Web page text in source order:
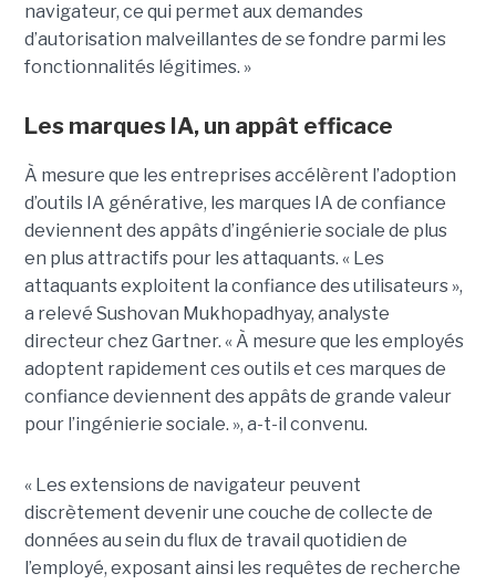
navigateur, ce qui permet aux demandes
d’autorisation malveillantes de se fondre parmi les
fonctionnalités légitimes. »
Les marques IA, un appât efficace
À mesure que les entreprises accélèrent l’adoption
d’outils IA générative, les marques IA de confiance
deviennent des appâts d’ingénierie sociale de plus
en plus attractifs pour les attaquants. « Les
attaquants exploitent la confiance des utilisateurs »,
a relevé Sushovan Mukhopadhyay, analyste
directeur chez Gartner. « À mesure que les employés
adoptent rapidement ces outils et ces marques de
confiance deviennent des appâts de grande valeur
pour l’ingénierie sociale. », a-t-il convenu.
« Les extensions de navigateur peuvent
discrètement devenir une couche de collecte de
données au sein du flux de travail quotidien de
l’employé, exposant ainsi les requêtes de recherche